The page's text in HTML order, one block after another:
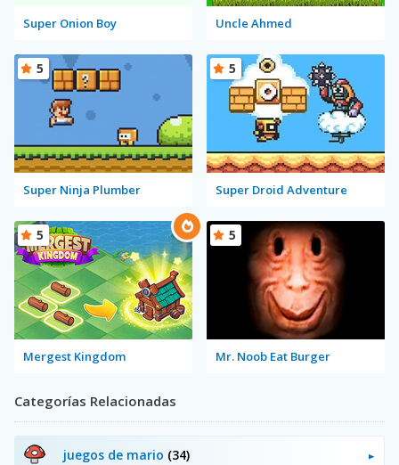
Super Onion Boy Uncle Ahmed
Super Ninja Plumber
5
Super Droid Adventure
5
Mergest Kingdom
5
Mr. Noob Eat Burger
5
Categorías Relacionadas
juegos de mario (34)